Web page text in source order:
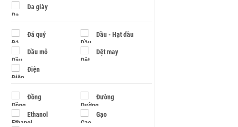
Da giày
Đá quý Dầu - Hạt dầu
Dầu mỏ Dệt may
Điện
Đồng Đường
Ethanol Gạo